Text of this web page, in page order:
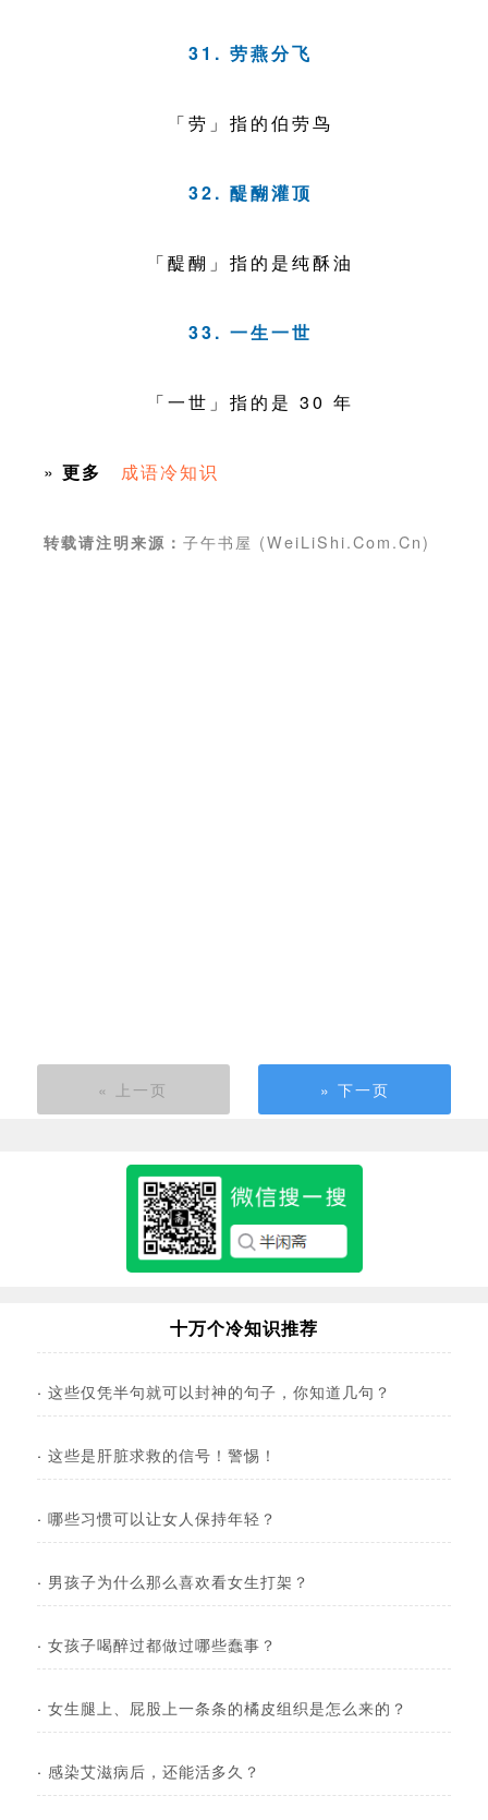
31. 劳燕分飞
「劳」指的伯劳鸟
32. 醍醐灌顶
「醍醐」指的是纯酥油
33. 一生一世
「一世」指的是 30 年
» 更多 成语冷知识
转载请注明来源： 子午书屋 (WeiLiShi.Com.Cn)
« 上一页 » 下一页
十万个冷知识推荐
· 这些仅凭半句就可以封神的句子，你知道几句？
· 这些是肝脏求救的信号！警惕！
· 哪些习惯可以让女人保持年轻？
· 男孩子为什么那么喜欢看女生打架？
· 女孩子喝醉过都做过哪些蠢事？
· 女生腿上、屁股上一条条的橘皮组织是怎么来的？
· 感染艾滋病后，还能活多久？